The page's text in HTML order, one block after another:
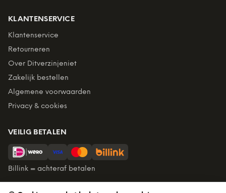
KLANTENSERVICE
Klantenservice
Retourneren
Over Ditverzinjeniet
Zakelijk bestellen
Algemene voorwaarden
Privacy & cookies
VEILIG BETALEN
Billink = achteraf betalen